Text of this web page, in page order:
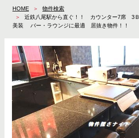
HOME
物件検索
近鉄八尾駅から直ぐ！！ カウンター7席 3
美装 バー・ラウンジに最適 居抜き物件！！